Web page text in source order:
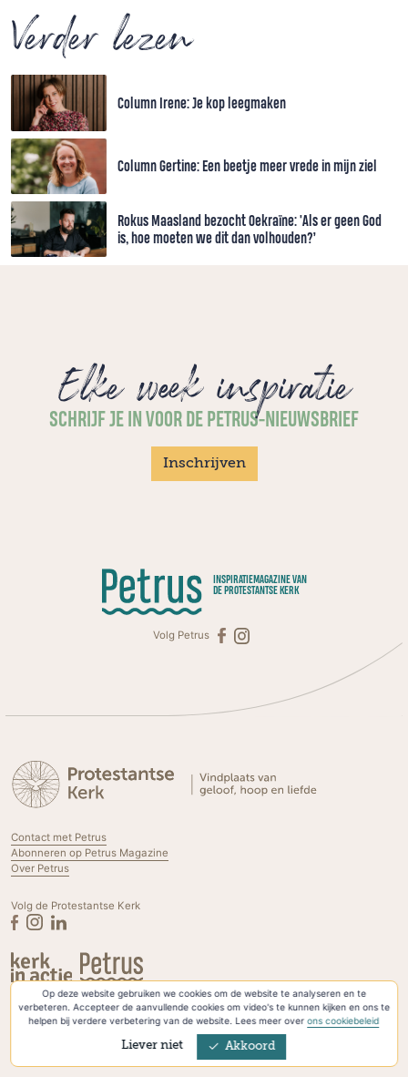
Op deze website gebruiken we cookies om de website te analyseren en te
verbeteren. Accepteer de aanvullende cookies om video's te kunnen kijken en ons te
helpen bij verdere verbetering van de website. Lees meer overons cookiebeleid
Liever niet Akkoord
Verder lezen
Column Irene: Je kop leegmaken
Column Gertine: Een beetje meer vrede in mijn ziel
Rokus Maasland bezocht Oekraïne: 'Als er geen God
is, hoe moeten we dit dan volhouden?’
Elke week inspiratie
SCHRIJF JE IN VOOR DE PETRUS-NIEUWSBRIEF
Inschrijven
INSPIRATIEMAGAZINE VAN
DE PROTESTANTSE KERK
Volg Petrus
Contact met Petrus
Abonneren op Petrus Magazine
Over Petrus
Volg de Protestantse Kerk
Privacyverklaring & Cookies